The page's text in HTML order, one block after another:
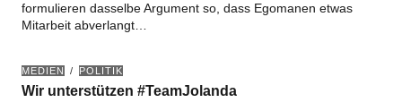
formulieren dasselbe Argument so, dass Egomanen etwas
Mitarbeit abverlangt…
MEDIEN POLITIK
Wir unterstützen #TeamJolanda